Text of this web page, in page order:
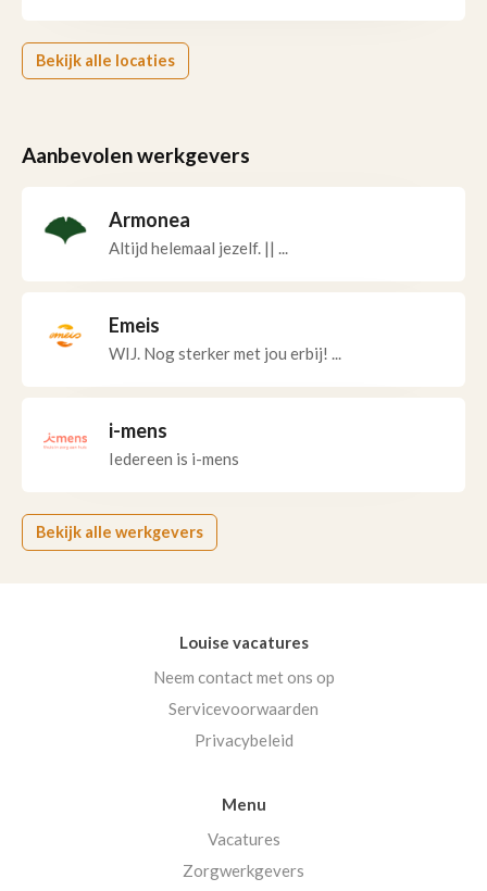
Bekijk alle locaties
Aanbevolen werkgevers
Armonea
Altijd helemaal jezelf. || ...
Emeis
WIJ. Nog sterker met jou erbij! ...
i-mens
Iedereen is i-mens
Bekijk alle werkgevers
Louise vacatures
Neem contact met ons op
Servicevoorwaarden
Privacybeleid
Menu
Vacatures
Zorgwerkgevers